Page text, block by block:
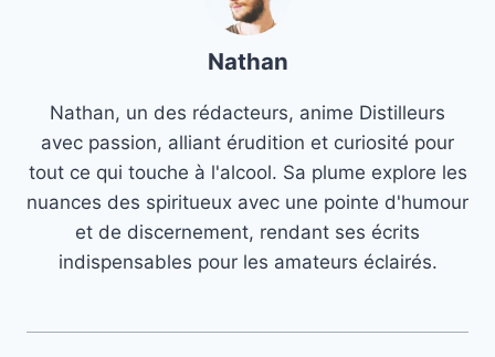
Nathan
Nathan, un des rédacteurs, anime Distilleurs
avec passion, alliant érudition et curiosité pour
tout ce qui touche à l'alcool. Sa plume explore les
nuances des spiritueux avec une pointe d'humour
et de discernement, rendant ses écrits
indispensables pour les amateurs éclairés.